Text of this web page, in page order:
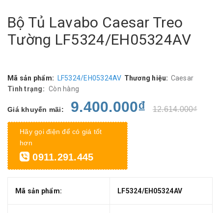
Bộ Tủ Lavabo Caesar Treo
Tường LF5324/EH05324AV
Mã sản phẩm: LF5324/EH05324AV Thương hiệu: Caesar
Tình trạng: Còn hàng
Giá khuyến mãi: 9.400.000₫ 12.614.000₫
Hãy gọi điện để có giá tốt
hơn
0911.291.445
Mã sản phẩm: LF5324/EH05324AV